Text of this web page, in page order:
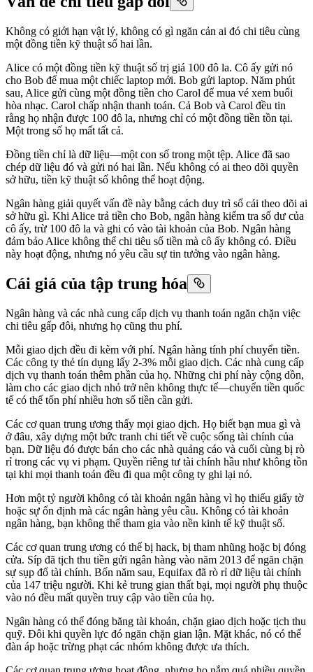
Không có giới hạn vật lý, không có gì ngăn cản ai đó chi tiêu cùng
một đồng tiền kỹ thuật số hai lần.
Alice có một đồng tiền kỹ thuật số trị giá 100 đô la. Cô ấy gửi nó
cho Bob để mua một chiếc laptop mới. Bob gửi laptop. Năm phút
sau, Alice gửi cùng một đồng tiền cho Carol để mua vé xem buổi
hòa nhạc. Carol chấp nhận thanh toán. Cả Bob và Carol đều tin
rằng họ nhận được 100 đô la, nhưng chỉ có một đồng tiền tồn tại.
Một trong số họ mất tất cả.
Đồng tiền chỉ là dữ liệu—một con số trong một tệp. Alice đã sao
chép dữ liệu đó và gửi nó hai lần. Nếu không có ai theo dõi quyền
sở hữu, tiền kỹ thuật số không thể hoạt động.
Ngân hàng giải quyết vấn đề này bằng cách duy trì sổ cái theo dõi ai
sở hữu gì. Khi Alice trả tiền cho Bob, ngân hàng kiểm tra số dư của
cô ấy, trừ 100 đô la và ghi có vào tài khoản của Bob. Ngân hàng
đảm bảo Alice không thể chi tiêu số tiền mà cô ấy không có. Điều
này hoạt động, nhưng nó yêu cầu sự tin tưởng vào ngân hàng.
Cái giá của tập trung hóa
Ngân hàng và các nhà cung cấp dịch vụ thanh toán ngăn chặn việc
chi tiêu gấp đôi, nhưng họ cũng thu phí.
Mỗi giao dịch đều đi kèm với phí. Ngân hàng tính phí chuyển tiền.
Các công ty thẻ tín dụng lấy 2-3% mỗi giao dịch. Các nhà cung cấp
dịch vụ thanh toán thêm phần của họ. Những chi phí này cộng dồn,
làm cho các giao dịch nhỏ trở nên không thực tế—chuyển tiền quốc
tế có thể tốn phí nhiều hơn số tiền cần gửi.
Các cơ quan trung ương thấy mọi giao dịch. Họ biết bạn mua gì và
ở đâu, xây dựng một bức tranh chi tiết về cuộc sống tài chính của
bạn. Dữ liệu đó được bán cho các nhà quảng cáo và cuối cùng bị rò
rỉ trong các vụ vi phạm. Quyền riêng tư tài chính hầu như không tồn
tại khi mọi thanh toán đều đi qua một công ty ghi lại nó.
Hơn một tỷ người không có tài khoản ngân hàng vì họ thiếu giấy tờ
hoặc sự ổn định mà các ngân hàng yêu cầu. Không có tài khoản
ngân hàng, bạn không thể tham gia vào nền kinh tế kỹ thuật số.
Các cơ quan trung ương có thể bị hack, bị tham nhũng hoặc bị đóng
cửa. Síp đã tịch thu tiền gửi ngân hàng vào năm 2013 để ngăn chặn
sự sụp đổ tài chính. Bốn năm sau, Equifax đã rò rỉ dữ liệu tài chính
của 147 triệu người. Khi kẻ trung gian thất bại, mọi người phụ thuộc
vào nó đều mất quyền truy cập vào tiền của họ.
Ngân hàng có thể đóng băng tài khoản, chặn giao dịch hoặc tịch thu
quỹ. Đôi khi quyền lực đó ngăn chặn gian lận. Mặt khác, nó có thể
đàn áp hoặc trừng phạt các nhóm không được ưa thích.